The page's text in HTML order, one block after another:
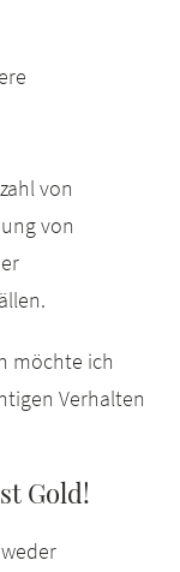
von
von
möchte ich
Verhalten
Gold!